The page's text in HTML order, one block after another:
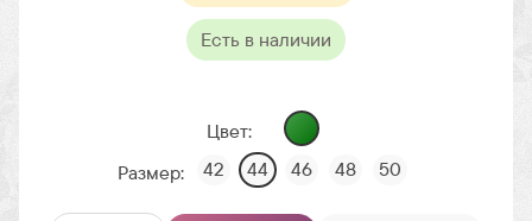
Есть в наличии
Цвет:
Размер:
42 44 46 48 50